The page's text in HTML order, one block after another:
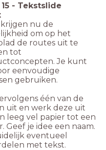
15 - Tekstslide
nu de
om op het
de routes uit te
tot
Je kunt
eenvoudige
gebruiken.
één van de
uit en werk deze uit
leeg vel papier tot een
Geef je idee een naam.
eventueel
met tekst.